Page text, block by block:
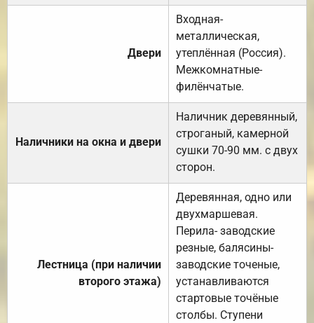
Двери
Входная-
металлическая,
утеплённая (Россия).
Межкомнатные-
филёнчатые.
Наличники на окна и двери
Наличник деревянный,
строганый, камерной
сушки 70-90 мм. с двух
сторон.
Лестница (при наличии
второго этажа)
Деревянная, одно или
двухмаршевая.
Перила- заводские
резные, балясины-
заводские точеные,
устанавливаются
стартовые точёные
столбы. Ступени